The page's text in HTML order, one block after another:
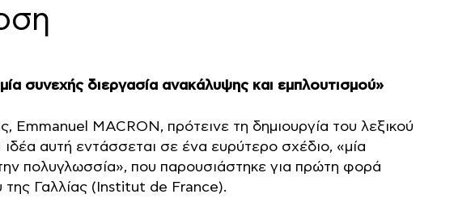
συνεχής διεργασία ανακάλυψης και εμπλουτισμού»
Emmanuel MACRON, πρότεινε τη δημιουργία του λεξικού
αυτή εντάσσεται σε ένα ευρύτερο σχέδιο, «μία
πολυγλωσσία», που παρουσιάστηκε για πρώτη φορά
της Γαλλίας (Institut de France).